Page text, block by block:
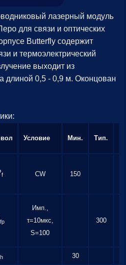
лазерный модуль
для связи и оптических
Butterfly содержит
и термоэлектрический
выходит из
длиной 0,5 - 0,9 м. Оконцован
Условие Мин. Тип.
f CW 150
fp
Имп.,
τ=10мкс,
S=100
300
30